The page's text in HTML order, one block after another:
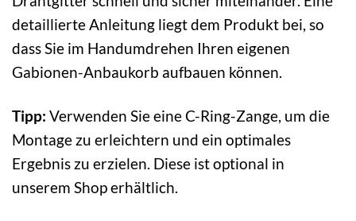
detaillierte Anleitung liegt dem Produkt bei, so
dass Sie im Handumdrehen Ihren eigenen
Gabionen-Anbaukorb aufbauen können.
Tipp: Verwenden Sie eine C-Ring-Zange, um die
Montage zu erleichtern und ein optimales
Ergebnis zu erzielen. Diese ist optional in
unserem Shop erhältlich.